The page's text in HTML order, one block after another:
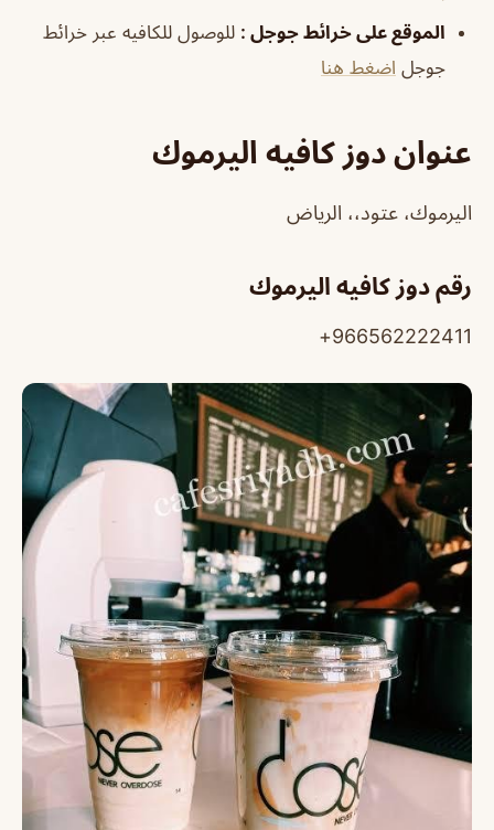
الموقع على خرائط جوجل : للوصول للكافيه عبر خرائط
جوجل اضغط هنا
عنوان دوز كافيه اليرموك
اليرموك، عتود،، الرياض
رقم دوز كافيه اليرموك
966562222411+